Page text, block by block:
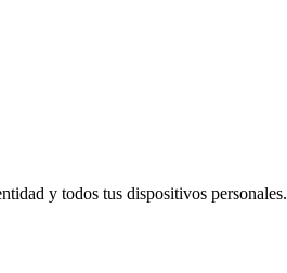
y todos tus dispositivos personales.​